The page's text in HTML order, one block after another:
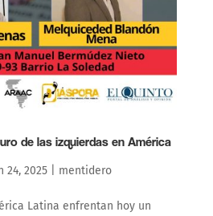
de las izquierdas en América
24, 2025| mentidero
Latina enfrentan hoy un